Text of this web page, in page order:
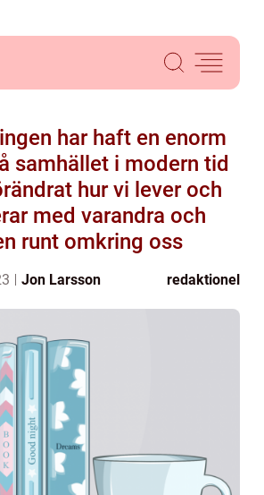
har haft en enorm
samhället i modern tid
hur vi lever och
med varandra och
runt omkring oss
Jon Larsson redaktionel